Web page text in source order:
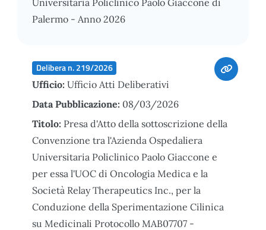
Palermo - Anno 2026
Delibera n. 219/2026
Ufficio: Ufficio Atti Deliberativi
Data Pubblicazione: 08/03/2026
Titolo: Presa d'Atto della sottoscrizione della
Convenzione tra l'Azienda Ospedaliera
Universitaria Policlinico Paolo Giaccone e
per essa l'UOC di Oncologia Medica e la
Società Relay Therapeutics Inc., per la
Conduzione della Sperimentazione Cilinica
su Medicinali Protocollo MAB07707 -